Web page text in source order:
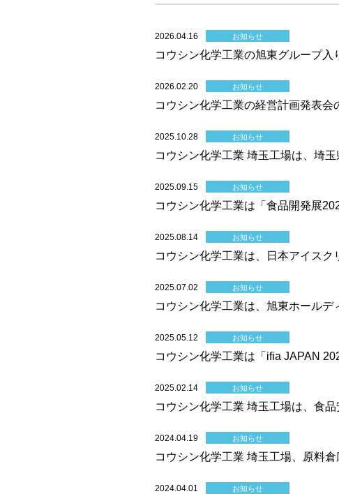
2026.04.16 お知らせ
コウシン化学工業の旭東グループ入
2026.02.20 お知らせ
コウシン化学工業の経営計画発表会
2025.10.28 お知らせ
コウシン化学工業 埼玉工場は、埼
2025.09.15 お知らせ
コウシン化学工業は「食品開発展
2025.08.14 お知らせ
コウシン化学工業は、日本アイスク
2025.07.02 お知らせ
コウシン化学工業は、旭東ホールデ
2025.05.12 お知らせ
コウシン化学工業は「ifia JAPAN
2025.02.14 お知らせ
コウシン化学工業 埼玉工場は、食
2024.04.19 お知らせ
コウシン化学工業 埼玉工場、原料
2024.04.01 お知らせ